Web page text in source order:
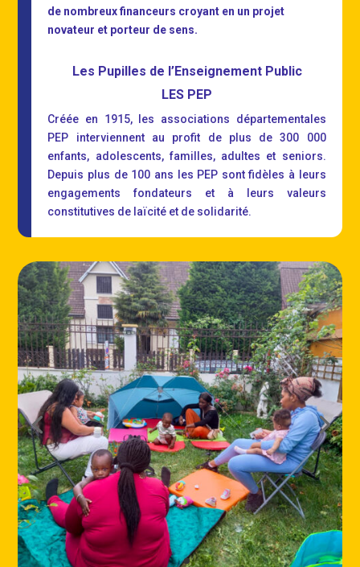
de nombreux financeurs croyant en un projet
novateur et porteur de sens.
Les Pupilles de l’Enseignement Public
LES PEP
Créée en 1915, les associations départementales
PEP interviennent au profit de plus de 300 000
enfants, adolescents, familles, adultes et seniors.
Depuis plus de 100 ans les PEP sont fidèles à leurs
engagements fondateurs et à leurs valeurs
constitutives de laïcité et de solidarité.